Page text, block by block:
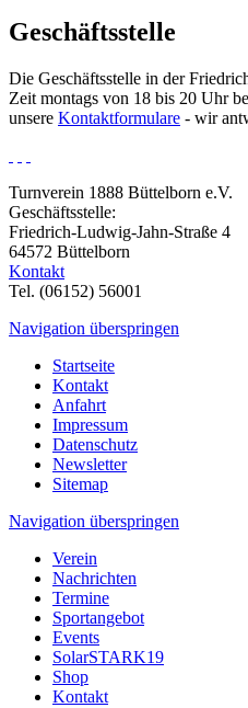
Geschäftsstelle
Die Geschäftsstelle in der
Zeit montags von 18 bis 20 Uhr
unsere Kontaktformulare - wir
Turnverein 1888 Büttelborn e.V.
Geschäftsstelle:
Friedrich-Ludwig-Jahn-Straße 4
64572 Büttelborn
Kontakt
Tel. (06152) 56001
Navigation überspringen
Startseite
Kontakt
Anfahrt
Impressum
Datenschutz
Newsletter
Sitemap
Navigation überspringen
Verein
Nachrichten
Termine
Sportangebot
Events
SolarSTARK19
Shop
Kontakt